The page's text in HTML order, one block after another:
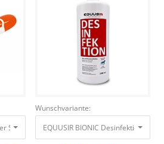
Starre Sonde5,80 € 5,51 €
Wunschvariante:
EQUUSIR BIONIC Desinfektion 1L